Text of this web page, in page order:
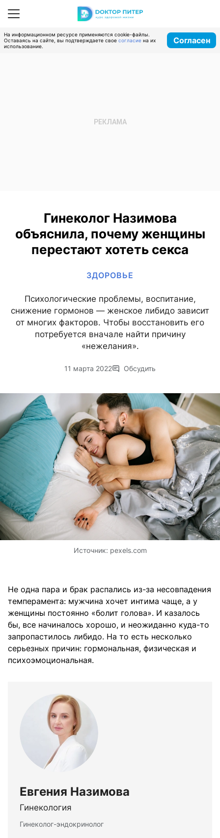
На информационном ресурсе применяются cookie-файлы.
Оставаясь на сайте, вы подтверждаете свое согласие на их
использование.
Согласен
Гинеколог Назимова
объяснила, почему женщины
перестают хотеть секса
ЗДОРОВЬЕ
Психологические проблемы, воспитание,
снижение гормонов — женское либидо зависит
от многих факторов. Чтобы восстановить его
потребуется вначале найти причину
«нежелания».
11 марта 2022 Обсудить
Источник: pexels.com
Не одна пара и брак распались из-за несовпадения
темперамента: мужчина хочет интима чаще, а у
женщины постоянно «болит голова». И казалось
бы, все начиналось хорошо, и неожиданно куда-то
запропастилось либидо. На то есть несколько
серьезных причин: гормональная, физическая и
психоэмоциональная.
Евгения Назимова
Гинекология
Гинеколог-эндокринолог